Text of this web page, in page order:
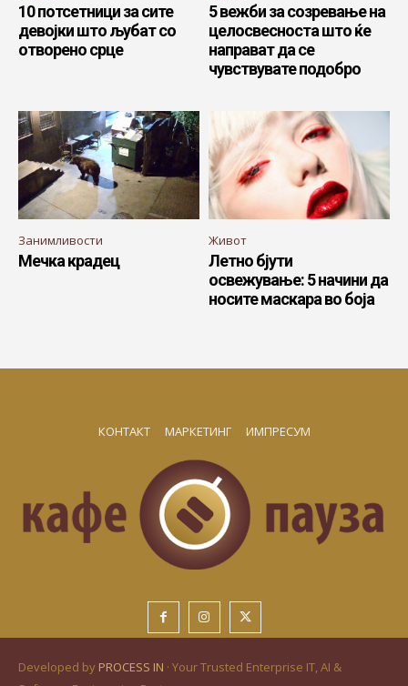
10 потсетници за сите
девојки што љубат со
отворено срце
5 вежби за созревање на
целосвесноста што ќе
направат да се
чувствувате подобро
Занимливости
Мечка крадец
Живот
Летно бјути
освежување: 5 начини да
носите маскара во боја
КОНТАКТ МАРКЕТИНГ ИМПРЕСУМ
Developed by PROCESS IN · Your Trusted Enterprise IT, AI &